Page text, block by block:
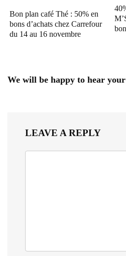
Bon plan café Thé : 50% en
bons d’achats chez Carrefour
du 14 au 16 novembre
We will be happy to hear
LEAVE A REPLY